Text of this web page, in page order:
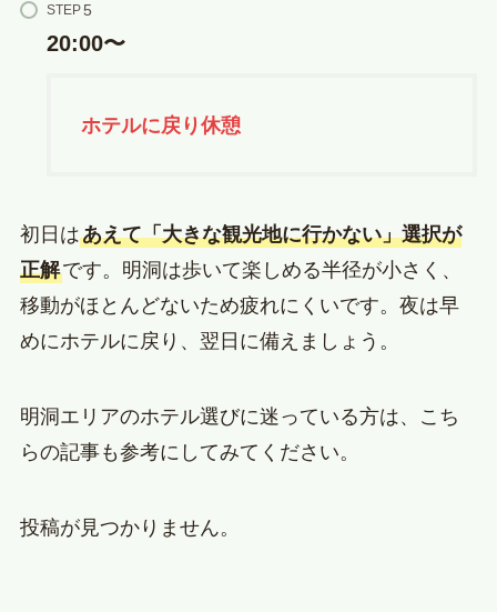
STEP
20:00〜
ホテルに戻り休憩
初日はあえて「大きな観光地に行かない」選択が
正解です。明洞は歩いて楽しめる半径が小さく、
移動がほとんどないため疲れにくいです。夜は早
めにホテルに戻り、翌日に備えましょう。
明洞エリアのホテル選びに迷っている方は、こち
らの記事も参考にしてみてください。
投稿が見つかりません。